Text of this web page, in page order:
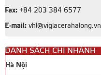
Fax: +84 203 384 6577
E-mail: vhl@viglacerahalong.vn
DANH SÁCH CHI NHÁNH
Hà Nội